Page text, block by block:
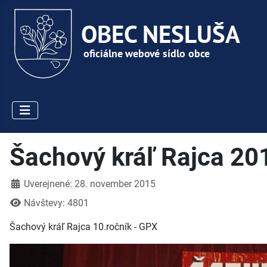
Šachový kráľ Rajca
DetailyUverejnené: 28. november 2015
Návštevy: 4801
Šachový kráľ Rajca 10.ročník - GPX